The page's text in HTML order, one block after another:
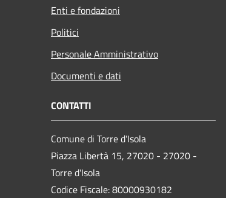
Enti e fondazioni
Politici
Personale Amministrativo
Documenti e dati
CONTATTI
Comune di Torre d'Isola
Piazza Libertà 15, 27020 - 27020 -
Torre d'Isola
Codice Fiscale: 80000930182